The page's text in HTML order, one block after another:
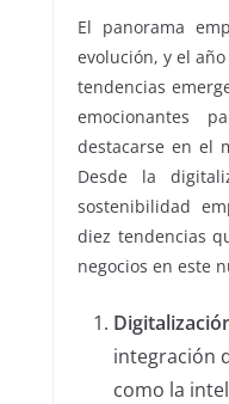
El panorama
evolución, y el
tendencias
emocionantes
destacarse en el
Desde la
sostenibilidad
diez tendencias
negocios en este
integración
como la